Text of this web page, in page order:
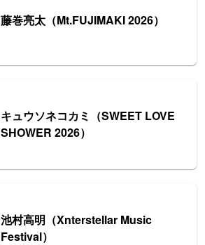
藤巻亮太（Mt.FUJIMAKI 2026）
キュウソネコカミ（SWEET LOVE
SHOWER 2026）
池村高明（Xnterstellar Music
Festival）